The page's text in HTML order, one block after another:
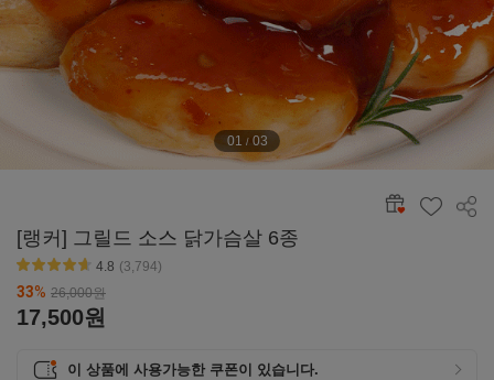
01 / 03
공유
[랭커] 그릴드 소스 닭가슴살 6종
4.8 (3,794)
33% 26,000원
17,500원
이 상품에 사용가능한 쿠폰이 있습니다.